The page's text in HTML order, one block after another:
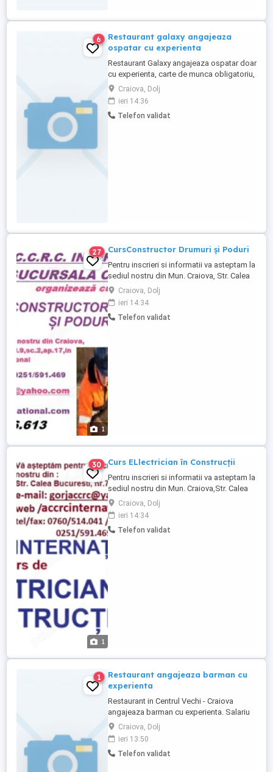
6
Restaurant galaxy angajeaza
ospatar cu experienta
Restaurant Galaxy angajeaza ospatar doar
cu experienta, carte de munca obligatoriu,
program 2 zile lucrate cu 2 zile libere.
Detalii telefonic
Craiova, Dolj
ieri 14:36
Telefon validat
1
27 CursConstructor Drumuri și Poduri
Pentru inscrieri si informatii va asteptam la
sediul nostru din Mun. Craiova, Str. Calea
Bucuresti ,bl.9,sc.2,ap.17, in spatele
Teatrului National. Documente necesare
pentru inscriere: -cerere de inscriere. -
copie buletin carte de identitate. -copie
Craiova, Dolj
ieri 14:34
Telefon validat
1
30 Curs ELlectrician în Construcții
Pentru inscrieri si informatii va asteptam la
sediul nostru din Mun. Craiova,Str. Calea
Bucuresti ,bl.9,sc.2,ap.17, in spatele
Teatrului National. Documente necesare
pentru inscriere: -cerere de inscriere. -
copie buletin carte de identitate. -copie
Craiova, Dolj
ieri 14:34
Telefon validat
1
Restaurant angajeaza barman cu
experienta
Restaurant in Centrul Vechi - Craiova
angajeaza barman cu experienta. Salariu
motivant. Mediu de lucru profesionist.
Pentru detalii sunati la .
Craiova, Dolj
ieri 13:50
Telefon validat